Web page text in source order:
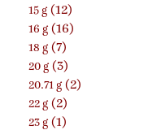
15 g (12)
16 g (16)
18 g (7)
20 g (3)
20.71 g (2)
22 g (2)
23 g (1)